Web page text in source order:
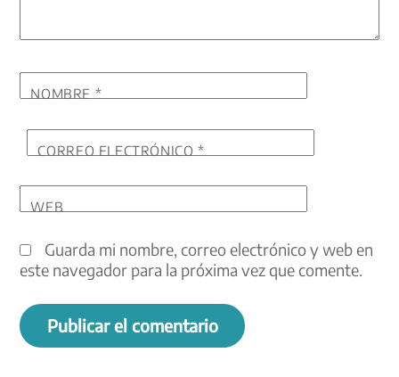
NOMBRE *
CORREO ELECTRÓNICO*
WEB
Guarda mi nombre, correo electrónico y web en
este navegador para la próxima vez que comente.